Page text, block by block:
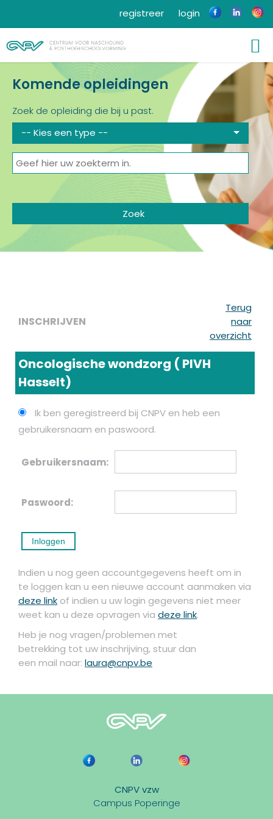
login
registreer
Komende opleidingen
Zoek de opleiding die bij u past.
-- Kies een type --
INSCHRIJVEN
Terug
naar
overzicht
Oncologische wondzorg ( PIVH
Hasselt)
Ik ben geregistreerd bij CNPV en heb een
gebruikersnaam en paswoord.
Gebruikersnaam:
Paswoord:
Indien u nog geen accountgegevens heeft om in
te loggen kan u een nieuwe account aanmaken via
deze link of indien u uw login gegevens niet meer
weet kan u deze opvragen via deze link.
Heb je nog vragen/problemen met
betrekking tot uw inschrijving, stuur dan
een mail naar: laura@cnpv.be
CNPV vzw
Campus Poperinge